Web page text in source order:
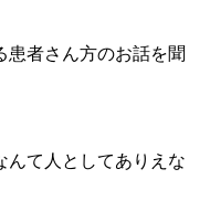
患者さん方のお話を聞
んて人としてありえな